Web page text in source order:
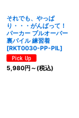
それでも、やっぱ
り・・・がんばって！
パーカー プルオーバー
裏パイル 練習着
[RKT0030-PP-PIL]
5,980円 ～ (税込)